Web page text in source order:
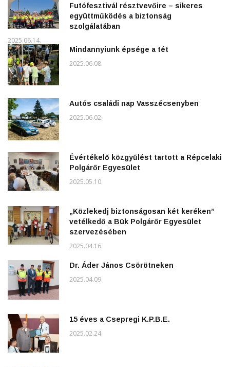
Futófesztivál résztvevőire – sikeres
együttműködés a biztonság
szolgálatában
2025.06.14.
Mindannyiunk épsége a tét
2025.06.08.
Autós családi nap Vasszécsenyben
2025.06.02.
Évértékelő közgyűlést tartott a Répcelaki
Polgárőr Egyesület
2025.05.10.
„Közlekedj biztonságosan két keréken”
vetélkedő a Bük Polgárőr Egyesület
szervezésében
2025.04.16.
Dr. Áder János Csörötneken
2025.04.09.
15 éves a Csepregi K.P.B.E.
2025.02.24.